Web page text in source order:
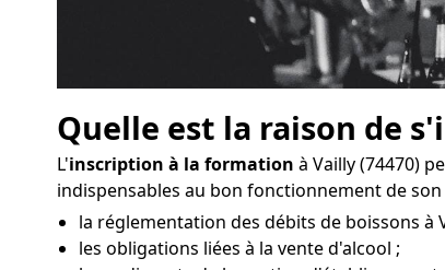
Quelle est la raison de
L'inscription à la formation à Vailly (74470)
indispensables au bon fonctionnement de
la réglementation des débits de boissons à
les obligations liées à la vente d'alcool ;